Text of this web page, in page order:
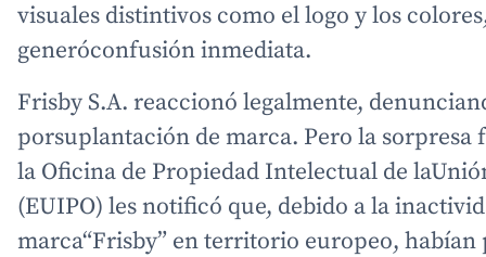
visuales distintivos como el logo y los
generóconfusión inmediata.
Frisby S.A. reaccionó legalmente,
porsuplantación de marca. Pero la sorpresa
la Oficina de Propiedad Intelectual de
(EUIPO) les notificó que, debido a la
marca“Frisby” en territorio europeo, habían